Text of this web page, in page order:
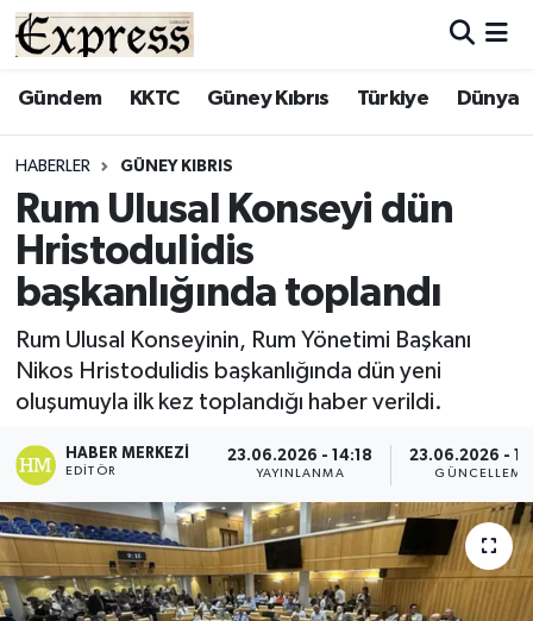
Gündem KKTC Güney Kıbrıs Türkiye Dünya
HABERLER GÜNEY KIBRIS
Rum Ulusal Konseyi dün
Hristodulidis
başkanlığında toplandı
Rum Ulusal Konseyinin, Rum Yönetimi Başkanı
Nikos Hristodulidis başkanlığında dün yeni
oluşumuyla ilk kez toplandığı haber verildi.
HABER MERKEZI
EDITÖR
23.06.2026 - 14:18
YAYINLANMA
23.06.2026 -
GÜNCELLEME
ALAYKÖY
BİLİM
ÇATALKÖY
DÜNYA
EĞİTİM
EKONOMİ
ENGLISH
ESENTEPE
Hava Durumu
Süper Lig Puan Durumu ve Fikstür
Tüm Manşetler
Son Dakika Haberleri
Haber Arşivi